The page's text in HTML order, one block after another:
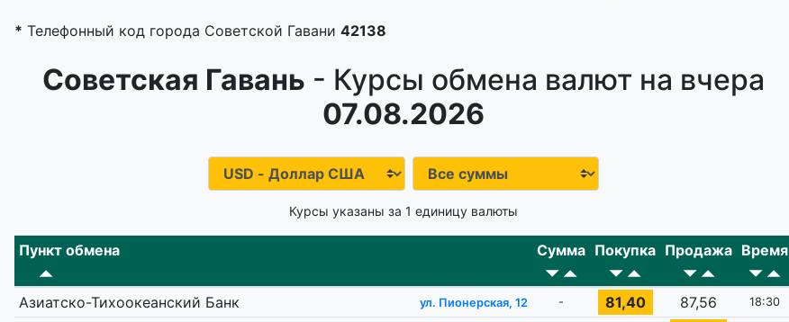
* Телефонный код города Советской Гавани 42138
Советская Гавань - Курсы обмена валют на вчера
07.08.2026
Курсы указаны за 1 единицу валюты
Пункт обмена Сумма Покупка Продажа Время
Азиатско-Тихоокеанский Банк ул. Пионерская, 12 - 81,40 87,56 18:30